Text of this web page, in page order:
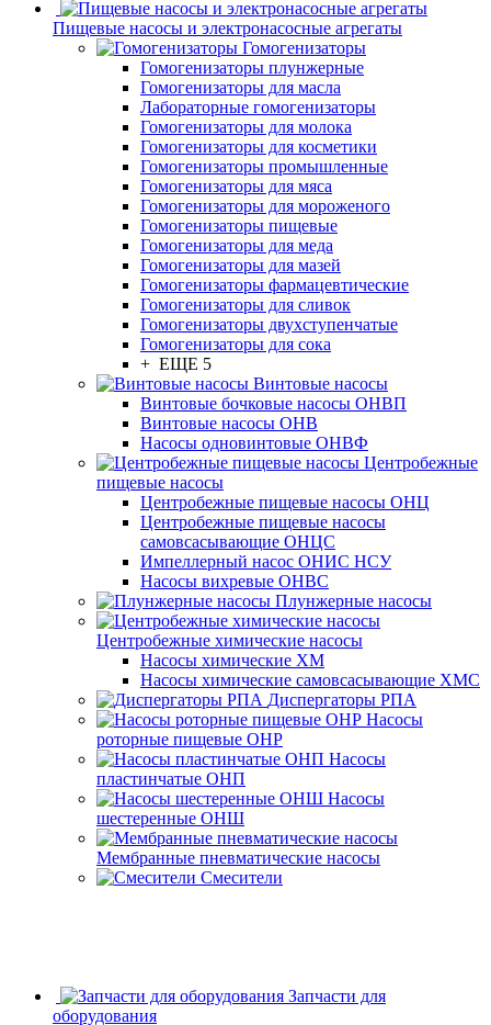
Пищевые насосы и электронасосные агрегаты
Гомогенизаторы
Гомогенизаторы плунжерные
Гомогенизаторы для масла
Лабораторные гомогенизаторы
Гомогенизаторы для молока
Гомогенизаторы для косметики
Гомогенизаторы промышленные
Гомогенизаторы для мяса
Гомогенизаторы для мороженого
Гомогенизаторы пищевые
Гомогенизаторы для меда
Гомогенизаторы для мазей
Гомогенизаторы фармацевтические
Гомогенизаторы для сливок
Гомогенизаторы двухступенчатые
Гомогенизаторы для сока
+ ЕЩЕ 5
Винтовые насосы
Винтовые бочковые насосы ОНВП
Винтовые насосы ОНВ
Насосы одновинтовые ОНВФ
Центробежные
пищевые насосы
Центробежные пищевые насосы ОНЦ
Центробежные пищевые насосы
самовсасывающие ОНЦС
Импеллерный насос ОНИС НСУ
Насосы вихревые ОНВС
Плунжерные насосы
Центробежные химические насосы
Насосы химические ХМ
Насосы химические самовсасывающие ХМС
Диспергаторы РПА
Насосы
роторные пищевые ОНР
Насосы
пластинчатые ОНП
Насосы
шестеренные ОНШ
Мембранные пневматические насосы
Смесители
Запчасти для
оборудования